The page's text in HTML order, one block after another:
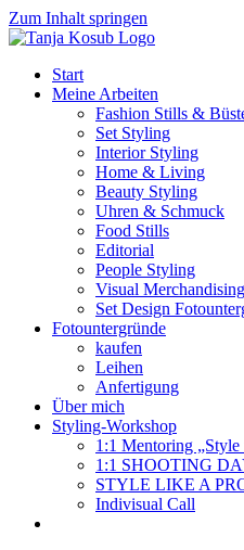
Zum Inhalt springen
Start
Meine Arbeiten
Fashion Stills &
Set Styling
Interior Styling
Home & Living
Beauty Styling
Uhren & Schmuck
Food Stills
Editorial
People Styling
Visual
Set Design
Fotountergründe
kaufen
Leihen
Anfertigung
Über mich
Styling-Workshop
1:1 Mentoring
1:1 SHOOTING
STYLE LIKE A
Indivisual Call